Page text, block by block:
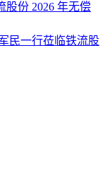
份 2026 年无偿
民一行莅临铁流股